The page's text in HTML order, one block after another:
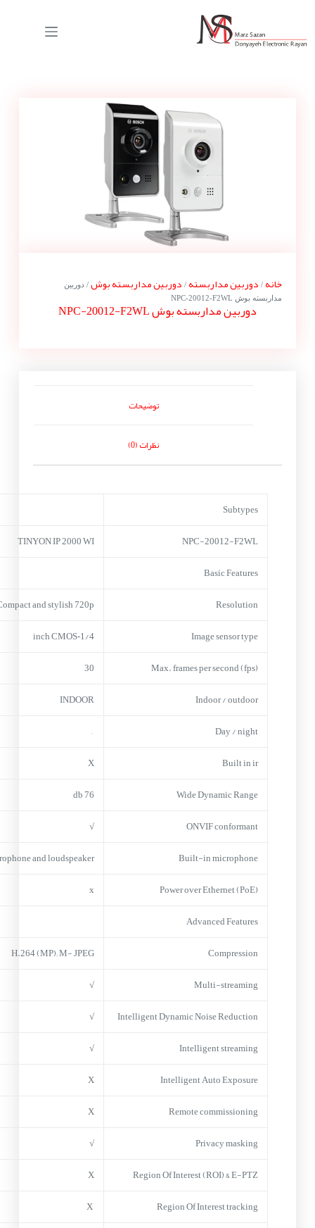
خانه/ دوربین مداربسته/ دوربین مداربسته بوش/ دوربین
مداربسته بوش NPC-20012-F2WL
دوربین مداربسته بوش NPC-20012-F2WL
توضیحات
نظرات (0)
Subtypes
NPC-20012-F2WL
TINYON IP 2000 WI
Basic Features
Resolution
and stylish 720p
Image sensor type
1/4‑inch CMOS
Max. frames per second (fps)
30
Indoor / outdoor
INDOOR
Day / night
–
Built in ir
X
Wide Dynamic Range
76 db
ONVIF conformant
√
Built-in microphone
and loudspeaker
Power over Ethernet (PoE)
x
Advanced Features
Compression
H.264 (MP); M- JPEG
Multi-streaming
√
Intelligent Dynamic Noise Reduction
√
Intelligent streaming
√
Intelligent Auto Exposure
X
Remote commissioning
X
Privacy masking
√
Region Of Interest (ROI) & E-PTZ
X
Region Of Interest tracking